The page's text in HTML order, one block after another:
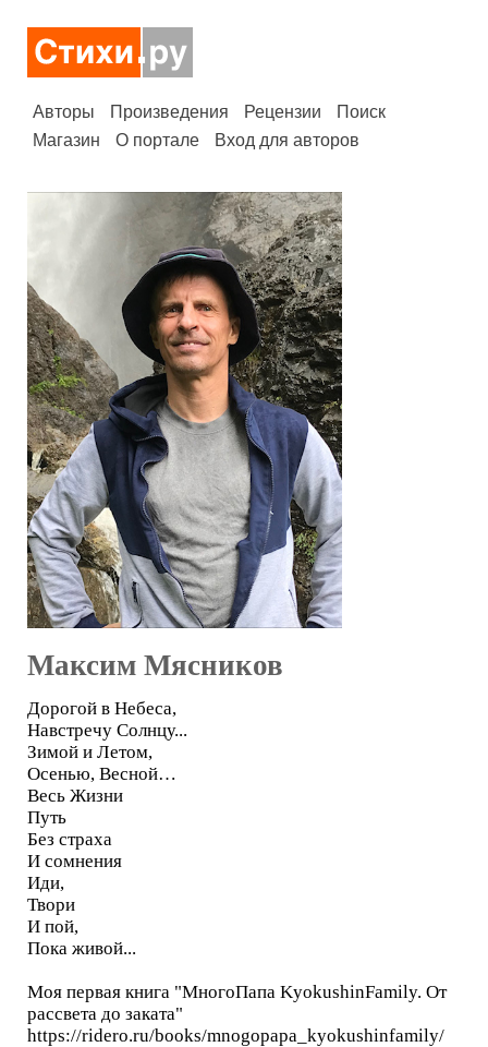
Авторы Произведения Рецензии
Поиск
Магазин
О портале Вход для авторов
Максим Мясников
Дорогой в Небеса,
Навстречу Солнцу...
Зимой и Летом,
Осенью, Весной…
Весь Жизни
Путь
Без страха
И сомнения
Иди,
Твори
И пой,
Пока живой...
Моя первая книга "МногоПапа KyokushinFamily. От
рассвета до заката"
https://ridero.ru/books/mnogopapa_kyokushinfamily/